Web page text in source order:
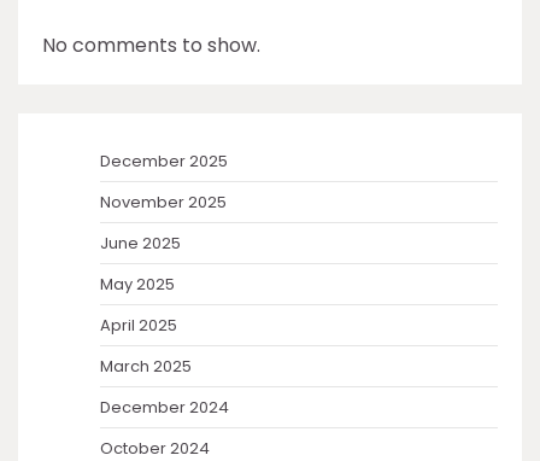
No comments to show.
December 2025
November 2025
June 2025
May 2025
April 2025
March 2025
December 2024
October 2024